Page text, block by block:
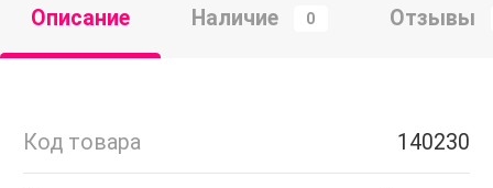
Описание Наличие 0 Отзывы
Код товара 140230